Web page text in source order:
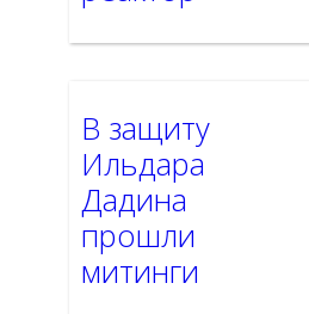
В защиту
Ильдара
Дадина
прошли
митинги